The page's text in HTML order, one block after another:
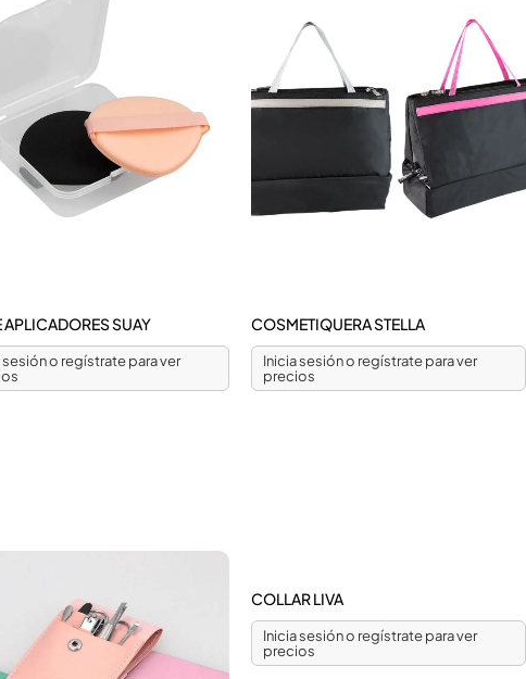
APLICADORES SUAY
sesión o regístrate para ver
COSMETIQUERA STELLA
Inicia sesión o regístrate para ver
precios
COLLAR LIVA
Inicia sesión o regístrate para ver
precios